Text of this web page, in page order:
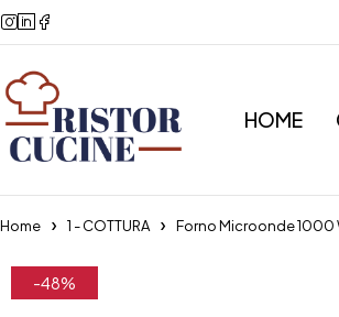
HOME
Home 1 - COTTURA Forno Microonde 1000
-48%